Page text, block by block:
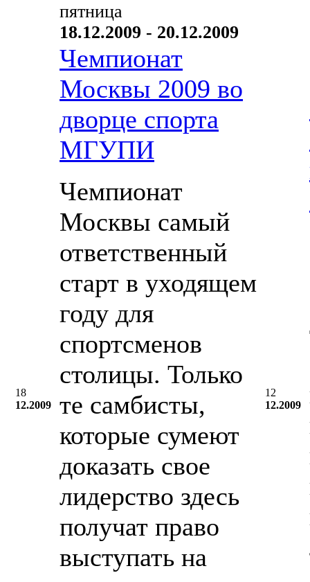
18
12.2009
пятница
18.12.2009 - 20.12.2009
Чемпионат
Москвы 2009 во
дворце спорта
МГУПИ
Чемпионат
Москвы самый
ответственный
старт в уходящем
году для
спортсменов
столицы. Только
те самбисты,
которые сумеют
доказать свое
лидерство здесь
получат право
выступать на
12
12.2009